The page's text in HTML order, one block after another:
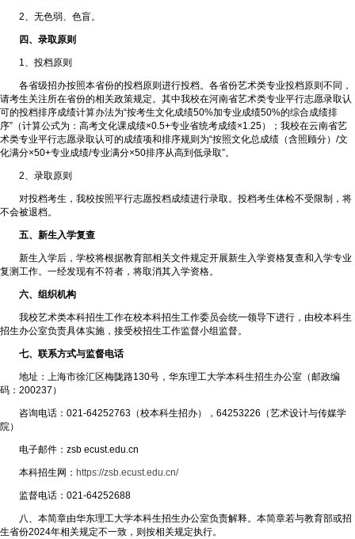
2、无色弱、色盲。
四、录取原则
1、投档原则
各省级招办按照本省份的投档原则进行投档。各省份艺术类专业投档原则不同，
请考生关注所在省份的相关政策规定。其中我校在河南省艺术类专业平行志愿录取认
可的投档排序成绩计算办法为“按考生文化成绩50%加专业成绩50%的综合成绩排
序”（计算公式为：高考文化课成绩×0.5+专业省统考成绩×1.25）；我校在云南省艺
术类专业平行志愿录取认可的成绩项和排序规则为“按照文化总成绩（含照顾分）/文
化满分×50+专业成绩/专业满分×50排序从高到低录取”。
2、录取原则
对投档考生，我校按照平行志愿投档成绩进行录取。投档考生体检不受限制，将
不会被退档。
五、新生入学复查
新生入学后，学校将根据教育部相关文件规定开展新生入学资格复查和入学专业
复测工作。一经发现有不符者，将取消其入学资格。
六、组织机构
我校艺术类本科招生工作在校本科招生工作委员会统一领导下进行，由校本科生
招生办公室负责具体实施，接受校招生工作监督小组监督。
七、联系方式与监督电话
地址：上海市徐汇区梅陇路130号，华东理工大学本科生招生办公室（邮政编
码：200237）
咨询电话：021-64252763（校本科生招办），64253226（艺术设计与传媒学
院）
电子邮件：zsb ecust.edu.cn
本科招生网： https://zsb.ecust.edu.cn/
监督电话：021-64252688
八、本简章由华东理工大学本科生招生办公室负责解释。本简章若与教育部或招
生省份2024年相关规定不一致，则按相关规定执行。